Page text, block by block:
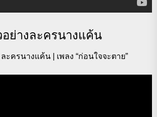
อย่างละครนางแค้น
ละครนางแค้น | เพลง “ก่อนใจจะตาย”